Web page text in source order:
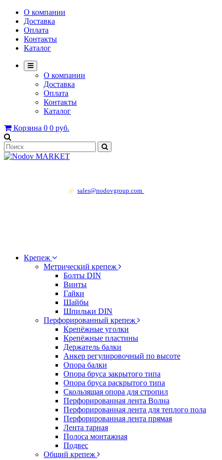
О компании
Доставка
Оплата
Контакты
Каталог
О компании
Доставка
Оплата
Контакты
Каталог
Корзина 0 0 руб.
@ sales@nodovgroup.com
Крепеж
Метрический крепеж
Болты DIN
Винты
Гайки
Шайбы
Шпильки DIN
Перфорированный крепеж
Крепёжные уголки
Крепёжные пластины
Держатель балки
Анкер регулировочный по высоте
Опора балки
Опора бруса закрытого типа
Опора бруса раскрытого типа
Скользящая опора для стропил
Перфорированная лента Волна
Перфорированная лента для теплого пола
Перфорированная лента прямая
Лента тарная
Полоса монтажная
Подвес
Общий крепеж